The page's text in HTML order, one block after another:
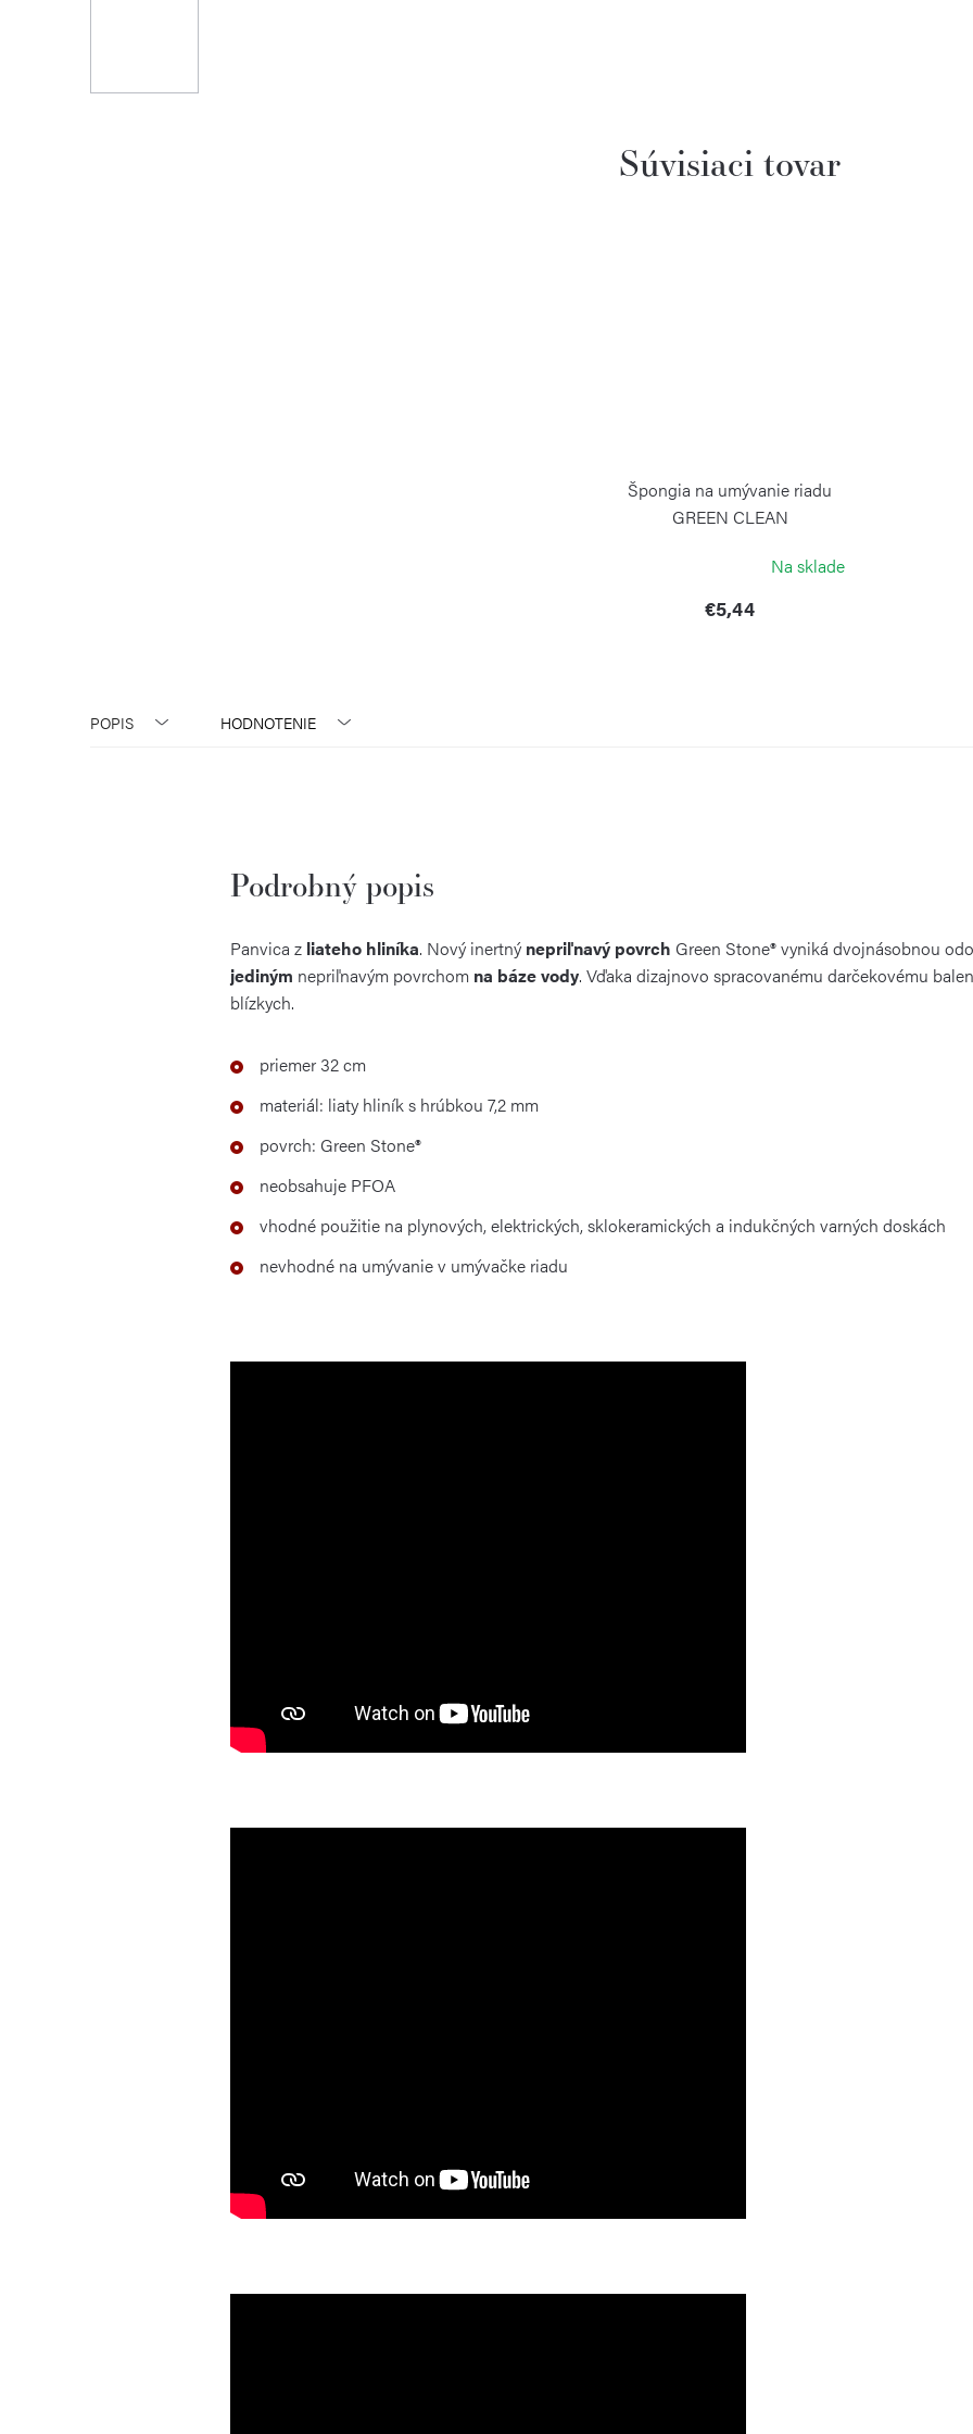
Súvisiaci tovar
Špongia na umývanie riadu
GREEN CLEAN
Na sklade
€5,44
POPIS HODNOTENIE
Podrobný popis
Panvica z liateho hliníka. Nový inertný nepriľnavý povrch Green Stone® vyniká dvojnásobnou
jediným nepriľnavým povrchom na báze vody. Vďaka dizajnovo spracovanému darčekovému
blízkych.
priemer 32 cm
materiál: liaty hliník s hrúbkou 7,2 mm
povrch: Green Stone®
neobsahuje PFOA
vhodné použitie na plynových, elektrických, sklokeramických a indukčných varných doskách
nevhodné na umývanie v umývačke riadu